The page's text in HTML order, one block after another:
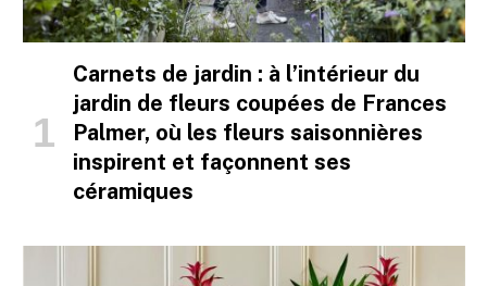
Carnets de jardin : à l’intérieur du
jardin de fleurs coupées de Frances
Palmer, où les fleurs saisonnières
inspirent et façonnent ses
céramiques